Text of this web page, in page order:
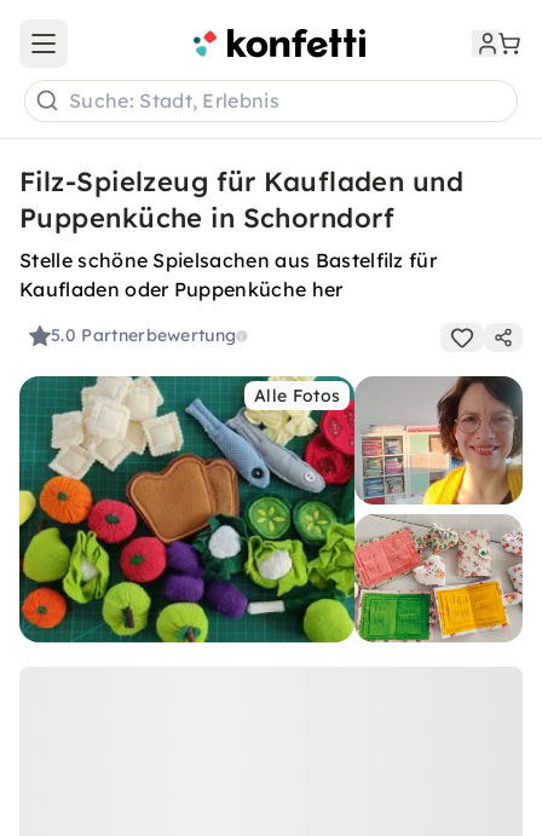
Open main menu
Suche: Stadt, Erlebnis
Filz-Spielzeug für Kaufladen und
Puppenküche in Schorndorf
Stelle schöne Spielsachen aus Bastelfilz für
Kaufladen oder Puppenküche her
5.0 Partnerbewertung
Alle Fotos